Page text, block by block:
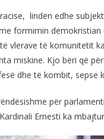
lindën edhe
formimin
vlerave të komunitetit
miskine. Kjo bëri që
dhe të kombit, sepse
për
Ernesti ka